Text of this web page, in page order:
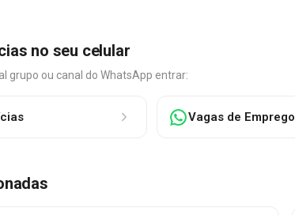
no seu celular
grupo ou canal do WhatsApp entrar:
Vagas de Emprego